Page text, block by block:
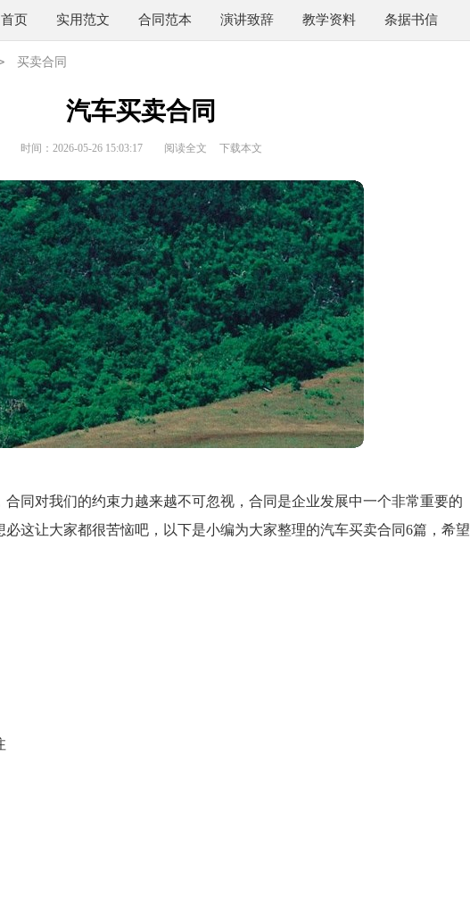
首页 实用范文 合同范本 演讲致辞 教学资料 条据书信
买卖合同
汽车买卖合同
时间：2026-05-26 15:03:17 阅读全文 下载本文
合同对我们的约束力越来越不可忽视，合同是企业发展中一个非常重要的
这让大家都很苦恼吧，以下是小编为大家整理的汽车买卖合同6篇，希望